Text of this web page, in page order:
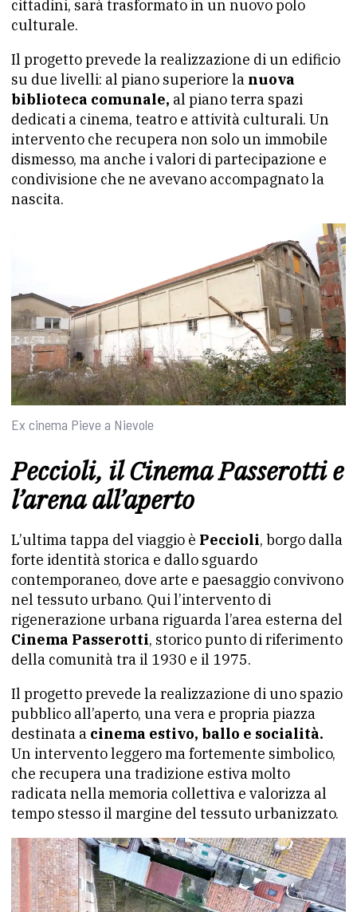
cittadini, sarà trasformato in un nuovo polo
culturale.
Il progetto prevede la realizzazione di un edificio
su due livelli: al piano superiore la nuova
biblioteca comunale, al piano terra spazi
dedicati a cinema, teatro e attività culturali. Un
intervento che recupera non solo un immobile
dismesso, ma anche i valori di partecipazione e
condivisione che ne avevano accompagnato la
nascita.
Ex cinema Pieve a Nievole
Peccioli, il Cinema Passerotti e
l’arena all’aperto
L’ultima tappa del viaggio è Peccioli, borgo dalla
forte identità storica e dallo sguardo
contemporaneo, dove arte e paesaggio convivono
nel tessuto urbano. Qui l’intervento di
rigenerazione urbana riguarda l’area esterna del
Cinema Passerotti, storico punto di riferimento
della comunità tra il 1930 e il 1975.
Il progetto prevede la realizzazione di uno spazio
pubblico all’aperto, una vera e propria piazza
destinata a cinema estivo, ballo e socialità.
Un intervento leggero ma fortemente simbolico,
che recupera una tradizione estiva molto
radicata nella memoria collettiva e valorizza al
tempo stesso il margine del tessuto urbanizzato.